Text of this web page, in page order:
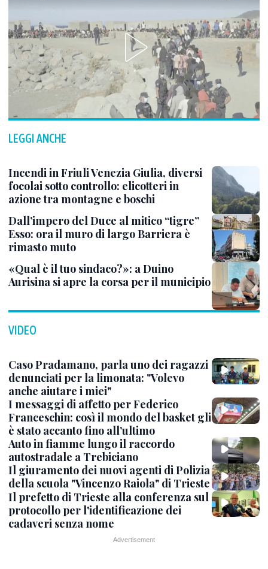
LEGGI ANCHE
Incendi in Friuli Venezia Giulia, diversi
focolai sotto controllo: elicotteri in
azione tra montagne e boschi
Dall’impero del Duce al mitico “tigre”
Esso: ora il muro di largo Barriera è
rimasto muto
«Qual è il tuo sindaco?»: a Duino
Aurisina si apre la corsa per il municipio
VIDEO
Caso Pradamano, parla uno dei ragazzi
denunciati per la limonata: "Volevo
anche aiutare i miei"
I messaggi di affetto per Federico
Franceschin: così il mondo del basket gli
è stato accanto fino all’ultimo
Auto in fiamme lungo il raccordo
autostradale a Trebiciano
Il giuramento dei nuovi agenti di Polizia
della scuola "Vincenzo Raiola" di Trieste
Il prefetto di Trieste alla conferenza sul
protocollo per l'identificazione dei
cadaveri senza nome